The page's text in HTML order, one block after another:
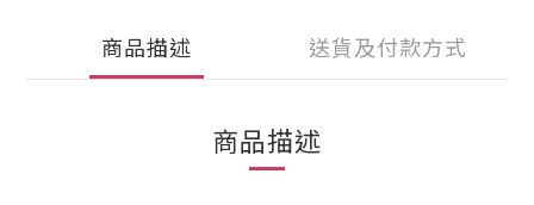
商品描述 送貨及付款方式
商品描述